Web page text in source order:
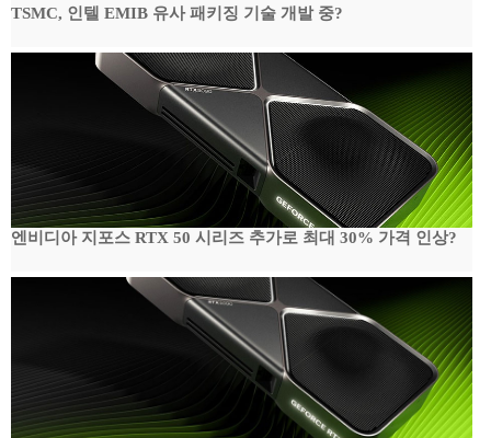
TSMC, 인텔 EMIB 유사 패키징 기술 개발 중?
엔비디아 지포스 RTX 50 시리즈 추가로 최대 30% 가격 인상?